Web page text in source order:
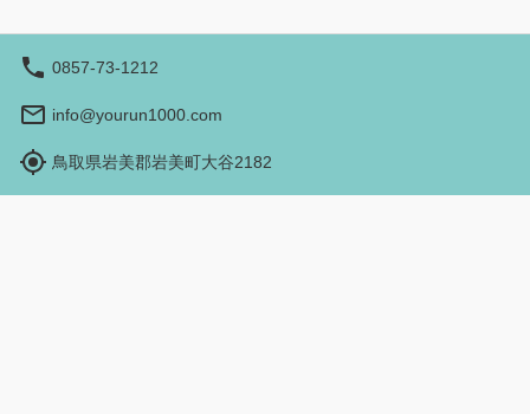
0857-73-1212
info@yourun1000.com
鳥取県岩美郡岩美町大谷2182